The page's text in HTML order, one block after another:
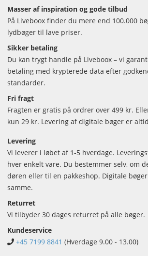
Masser af inspiration og gode tilbud
På Liveboox finder du mere end 100.000
lydbøger til lave priser.
Sikker betaling
Du kan trygt handle på Liveboox – vi
betaling med krypterede data efter
standarder.
Fri fragt
Fragten er gratis på ordrer over 499 kr.
kun 29 kr. Levering af digitale bøger er
Levering
Vi leverer i løbet af 1-5 hverdage.
hver enkelt vare. Du bestemmer selv, om
døren eller til en pakkeshop. Digitale
samme.
Returret
Vi tilbyder 30 dages returret på alle bøger.
Kundeservice
+45 7199 8841 (Hverdage 9.00 - 13.00)